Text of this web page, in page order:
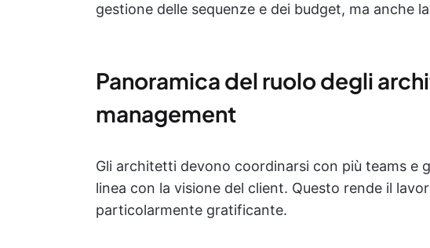
gestione delle sequenze e dei budget, ma anche
Panoramica del ruolo degli
management
Gli architetti devono coordinarsi con più teams e
linea con la visione del client. Questo rende il
particolarmente gratificante.